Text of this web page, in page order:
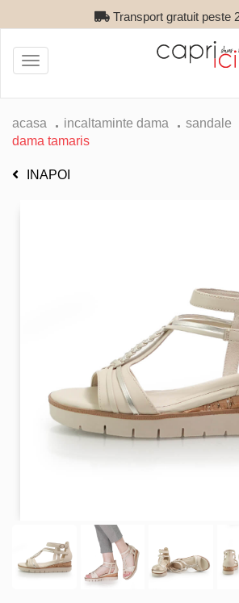
Transport gratuit peste
Toggle
navigation
acasa incaltaminte dama sandale
dama tamaris
INAPOI